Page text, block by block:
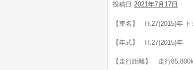
投稿日 2021年7月17日
【車名】 H.27(2015)年
【年式】 H.27(2015)年
【走行距離】 走行